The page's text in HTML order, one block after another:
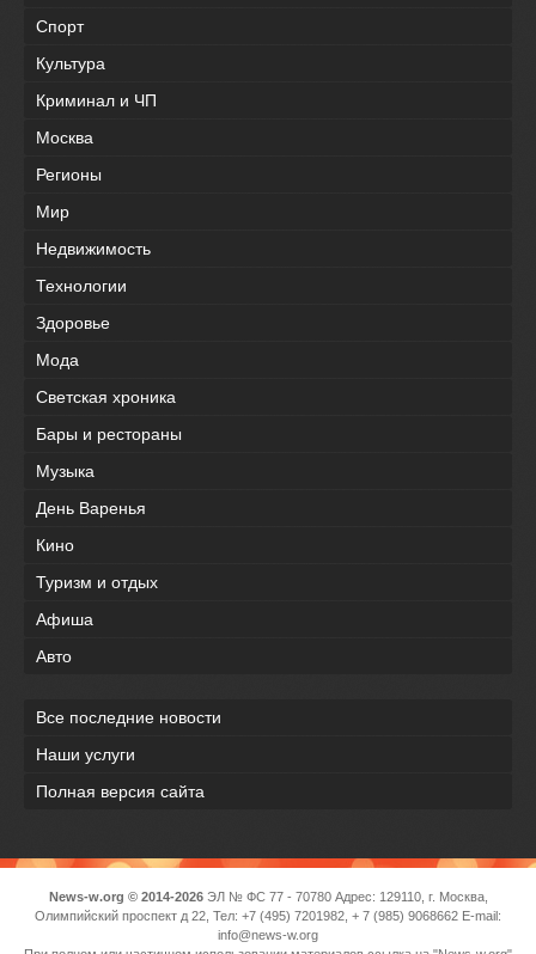
Спорт
Культура
Криминал и ЧП
Москва
Регионы
Мир
Недвижимость
Технологии
Здоровье
Мода
Светская хроника
Бары и рестораны
Музыка
День Варенья
Кино
Туризм и отдых
Афиша
Авто
Все последние новости
Наши услуги
Полная версия сайта
News-w.org © 2014-2026ЭЛ № ФС 77 - 70780 Адрес: 129110, г. Москва,
Олимпийский проспект д 22, Тел: +7 (495) 7201982, + 7 (985) 9068662 E-mail:
info@news-w.org